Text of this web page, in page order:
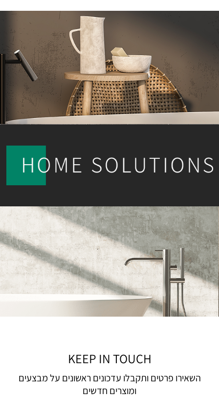
KEEP IN TOUCH
השאירו פרטים ותקבלו עדכונים ראשונים על מבצעים
ומוצרים חדשים